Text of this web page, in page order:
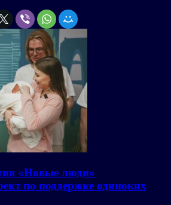
«Новые люди»
по поддержке одиноких